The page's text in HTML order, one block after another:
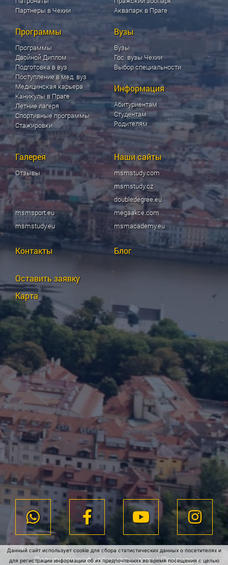
Партнеры в Чехии
Аквапарк в Праге
Программы
Программы
Двойной Диплом
Подготовка в вуз
Поступление в мед. вуз
Медицинская карьера
Каникулы в Праге
Летние лагеря
Спортивные программы
Стажировки
Вузы
Вузы
Гос. вузы Чехии
Выбор специальности
Информация
Абитуриентам
Студентам
Родителям
Галерея
Отзывы
Наши сайты
msmstudy.com
msmstudy.cz
doubledegree.eu
msmsport.eu
msmstudy.eu
megaakce.com
msmacademy.eu
Контакты Блог
Оставить заявку
Карта
Политика конфиденциальности|Правила
Данный сайт использует cookie для сбора статистических данных о посетителях и
для регистрации информации об их предпочтениях во время посещения с целью